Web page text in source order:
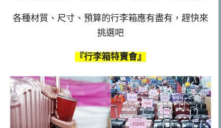
各種材質、尺寸、預算的行李箱應有盡有，趕快來
挑選吧
『行李箱特賣會』